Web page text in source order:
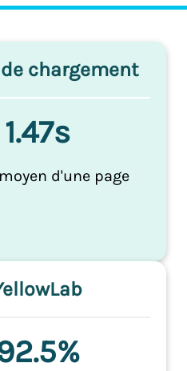
chargement
1.47s
d'une page